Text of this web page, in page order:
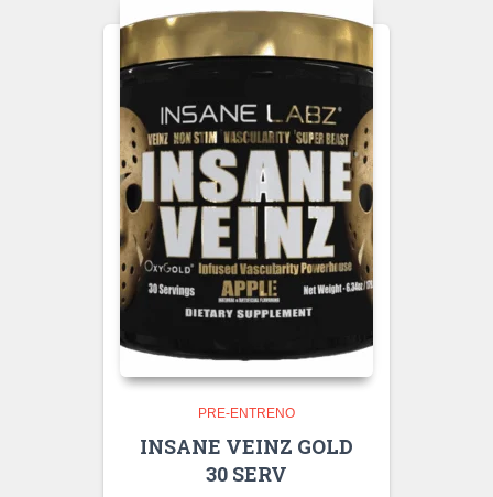
PRE-ENTRENO
INSANE VEINZ GOLD
30 SERV